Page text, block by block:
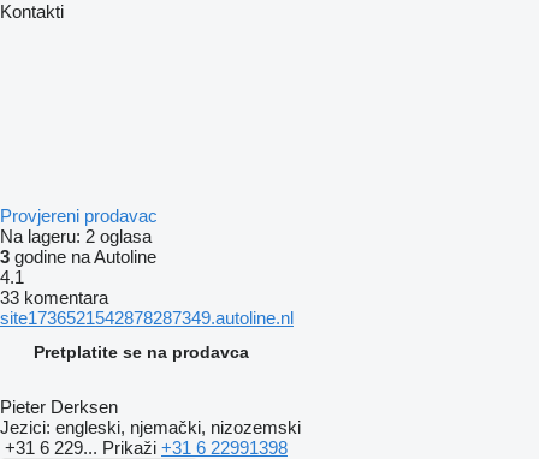
Kontakti
Provjereni prodavac
Na lageru: 2 oglasa
3 godine na Autoline
4.1
33 komentara
site1736521542878287349.autoline.nl
Pretplatite se na prodavca
Pieter Derksen
Jezici: engleski, njemački, nizozemski
+31 6 229... Prikaži +31 6 22991398